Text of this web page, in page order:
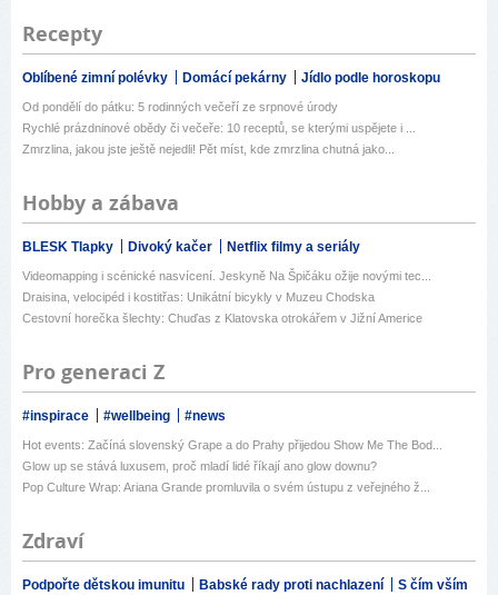
Recepty
Oblíbené zimní polévky Domácí pekárny Jídlo podle horoskopu
Od pondělí do pátku: 5 rodinných večeří ze srpnové úrody
Rychlé prázdninové obědy či večeře: 10 receptů, se kterými uspějete i ...
Zmrzlina, jakou jste ještě nejedli! Pět míst, kde zmrzlina chutná jako...
Hobby a zábava
BLESK Tlapky Divoký kačer Netflix filmy a seriály
Videomapping i scénické nasvícení. Jeskyně Na Špičáku ožije novými tec...
Draisina, velocipéd i kostitřas: Unikátní bicykly v Muzeu Chodska
Cestovní horečka šlechty: Chuďas z Klatovska otrokářem v Jižní Americe
Pro generaci Z
#inspirace #wellbeing #news
Hot events: Začíná slovenský Grape a do Prahy přijedou Show Me The Bod...
Glow up se stává luxusem, proč mladí lidé říkají ano glow downu?
Pop Culture Wrap: Ariana Grande promluvila o svém ústupu z veřejného ž...
Zdraví
Podpořte dětskou imunitu Babské rady proti nachlazení
S čím vším